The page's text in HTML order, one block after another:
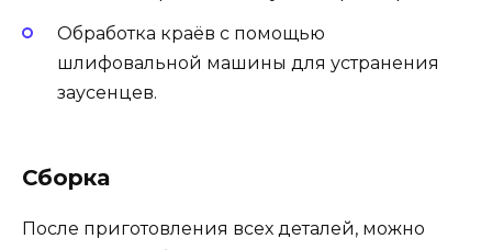
Обработка краёв с помощью
шлифовальной машины для устранения
заусенцев.
Сборка
После приготовления всех деталей, можно